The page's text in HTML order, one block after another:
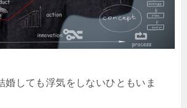
婚しても浮気をしないひともいま